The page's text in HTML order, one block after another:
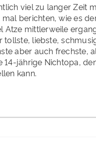
viel zu langer Zeit
mal berichten, wie es
Atze mittlerweile
tollste, liebste,
aber auch frechste,
14-jährige Nichtopa,
kann.